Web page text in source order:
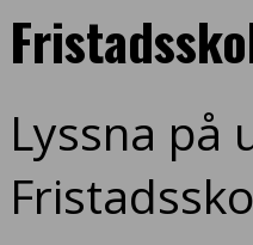
Lyssna på